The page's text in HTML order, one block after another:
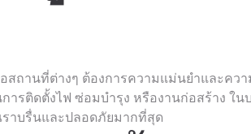
ถานที่ต่างๆ ต้องการความแม่นยำและควา
ารติดตั้งไฟ ซ่อมบำรุง หรืองานก่อสร้าง ใ
าบรื่นและปลอดภัยมากที่สุด